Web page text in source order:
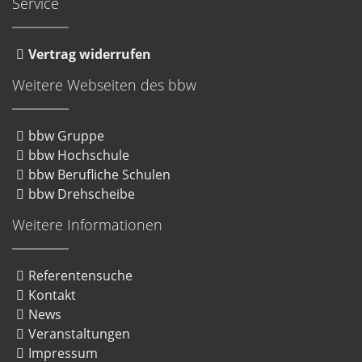
Vertrag widerrufen
Weitere Webseiten des bbw
bbw Gruppe
bbw Hochschule
bbw Berufliche Schulen
bbw Drehscheibe
Weitere Informationen
Referentensuche
Kontakt
News
Veranstaltungen
Impressum